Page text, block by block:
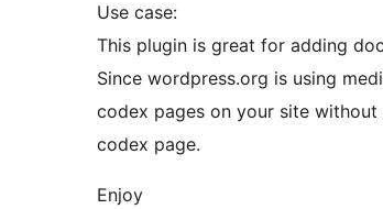
Use case:
This plugin is great for adding
Since wordpress.org is using
codex pages on your site
codex page.
Enjoy